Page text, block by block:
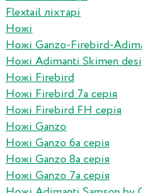
Flextail ліхтарі
Ножі
Ножі Ganzo-Firebird-
Ножі Adimanti Skimen
Ножі Firebird
Ножі Firebird 7а серія
Ножі Firebird FH серія
Ножі Ganzo
Ножі Ganzo 6а серія
Ножі Ganzo 8а серія
Ножі Ganzo 7а серія